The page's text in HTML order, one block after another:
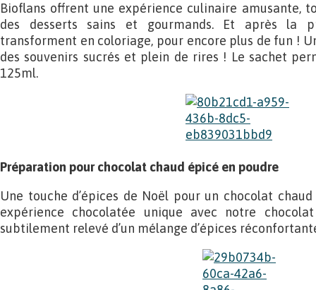
Bioflans offrent une expérience culinaire amusante,
des desserts sains et gourmands. Et après la
transforment en coloriage, pour encore plus de fun !
des souvenirs sucrés et plein de rires ! Le sachet
125ml.
Préparation pour chocolat chaud épicé en poudre
Une touche d’épices de Noël pour un chocolat
expérience chocolatée unique avec notre
subtilement relevé d’un mélange d’épices